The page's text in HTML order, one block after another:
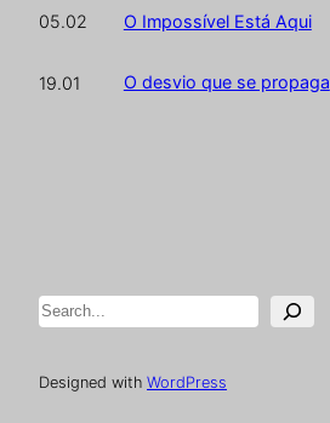
05.02 O Impossível Está Aqui
19.01 O desvio que se propaga
Pesquisar
Designed with WordPress